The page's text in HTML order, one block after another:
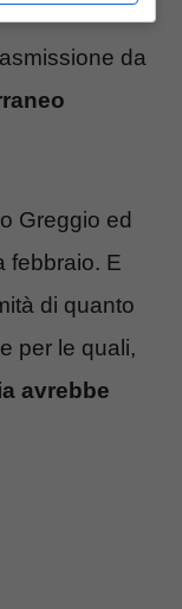
ha
da
Greggio ed
febbraio. E
di quanto
per le quali,
avrebbe